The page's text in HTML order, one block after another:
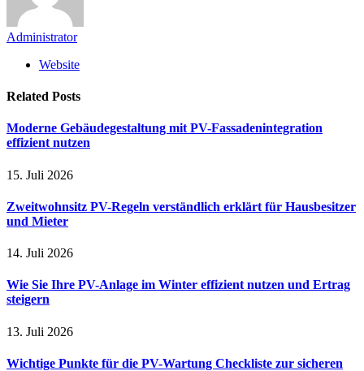
Administrator
Website
Related Posts
Moderne Gebäudegestaltung mit PV-Fassadenintegration
effizient nutzen
15. Juli 2026
Zweitwohnsitz PV-Regeln verständlich erklärt für Hausbesitzer
und Mieter
14. Juli 2026
Wie Sie Ihre PV-Anlage im Winter effizient nutzen und Ertrag
steigern
13. Juli 2026
Wichtige Punkte für die PV-Wartung Checkliste zur sicheren